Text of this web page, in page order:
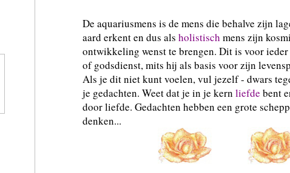
De aquariusmens is de mens die behalve zijn
aard erkent en dus als holistisch mens zijn
ontwikkeling wenst te brengen. Dit is voor
of godsdienst, mits hij als basis voor zijn
Als je dit niet kunt voelen, vul jezelf - dwars
je gedachten. Weet dat je in je kern liefde bent
door liefde. Gedachten hebben een grote
denken...